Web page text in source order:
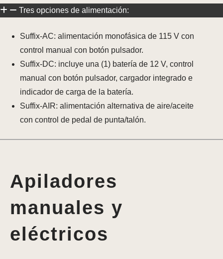
Tres opciones de alimentación:
Suffix-AC: alimentación monofásica de 115 V con
control manual con botón pulsador.
Suffix-DC: incluye una (1) batería de 12 V, control
manual con botón pulsador, cargador integrado e
indicador de carga de la batería.
Suffix-AIR: alimentación alternativa de aire/aceite
con control de pedal de punta/talón.
Apiladores
manuales y
eléctricos